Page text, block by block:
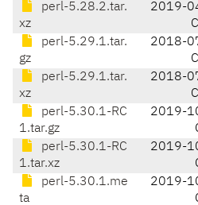
perl-5.28.2.tar.
xz
2019-
perl-5.29.1.tar.
gz
2018-
perl-5.29.1.tar.
xz
2018-
perl-5.30.1-RC
1.tar.gz
2019-
perl-5.30.1-RC
1.tar.xz
2019-
perl-5.30.1.me
ta
2019-